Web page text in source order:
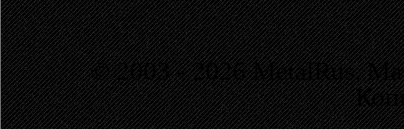
© 2003 - 2026 MetalRus.